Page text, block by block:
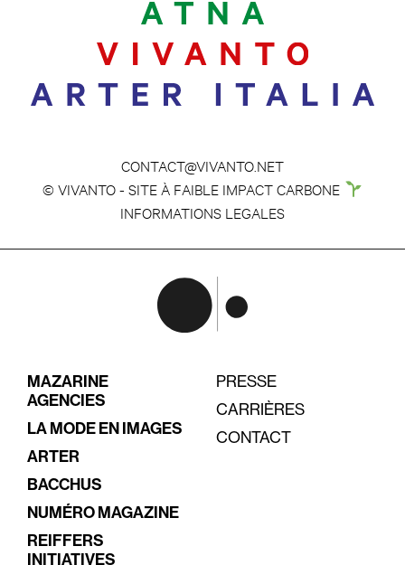
CONTACT@VIVANTO.NET
© VIVANTO - SITE À FAIBLE IMPACT CARBONE
INFORMATIONS LEGALES
MAZARINE
AGENCIES
LA MODE EN IMAGES
ARTER
BACCHUS
NUMÉRO MAGAZINE
REIFFERS
INITIATIVES
PRESSE
CARRIÈRES
CONTACT